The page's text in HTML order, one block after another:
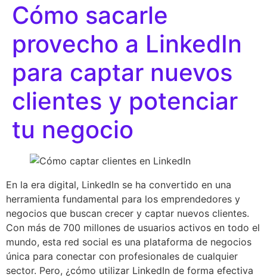
Cómo sacarle
provecho a LinkedIn
para captar nuevos
clientes y potenciar
tu negocio
En la era digital, LinkedIn se ha convertido en una
herramienta fundamental para los emprendedores y
negocios que buscan crecer y captar nuevos clientes.
Con más de 700 millones de usuarios activos en todo el
mundo, esta red social es una plataforma de negocios
única para conectar con profesionales de cualquier
sector. Pero, ¿cómo utilizar LinkedIn de forma efectiva